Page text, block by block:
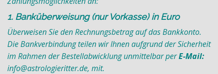
1. Banküberweisung (nur Vorkasse) in Euro
Überweisen Sie den Rechnungsbetrag auf das Bankkonto.
Die Bankverbindung teilen wir Ihnen aufgrund der Sicherheit
im Rahmen der Bestellabwicklung unmittelbar perE-Mail:
info@astrologieritter.de, mit.